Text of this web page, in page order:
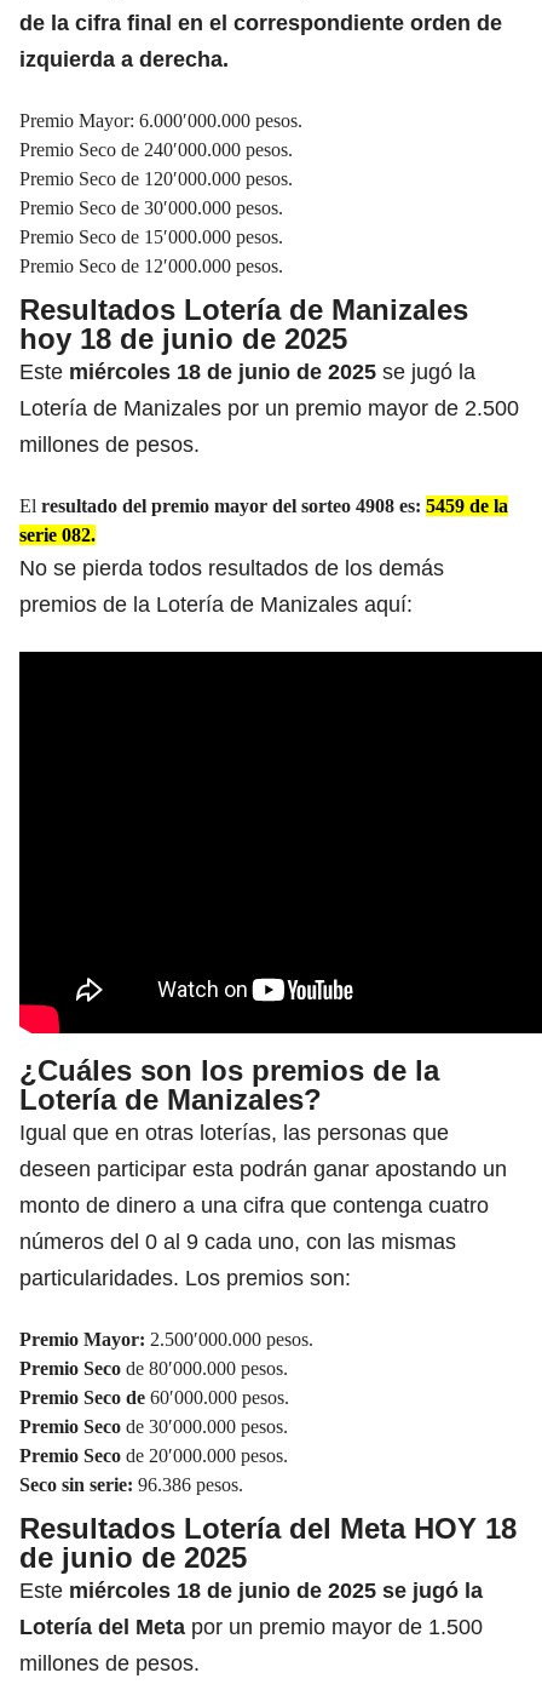
de la cifra final en el correspondiente orden de
izquierda a derecha.
Premio Mayor: 6.000′000.000 pesos.
Premio Seco de 240′000.000 pesos.
Premio Seco de 120′000.000 pesos.
Premio Seco de 30′000.000 pesos.
Premio Seco de 15′000.000 pesos.
Premio Seco de 12′000.000 pesos.
Resultados Lotería de Manizales
hoy 18 de junio de 2025
Este miércoles 18 de junio de 2025 se jugó la
Lotería de Manizales por un premio mayor de 2.500
millones de pesos.
El resultado del premio mayor del sorteo 4908 es: 5459 de la
serie 082.
No se pierda todos resultados de los demás
premios de la Lotería de Manizales aquí:
¿Cuáles son los premios de la
Lotería de Manizales?
Igual que en otras loterías, las personas que
deseen participar esta podrán ganar apostando un
monto de dinero a una cifra que contenga cuatro
números del 0 al 9 cada uno, con las mismas
particularidades. Los premios son:
Premio Mayor: 2.500′000.000 pesos.
Premio Seco de 80′000.000 pesos.
Premio Seco de 60′000.000 pesos.
Premio Seco de 30′000.000 pesos.
Premio Seco de 20′000.000 pesos.
Seco sin serie: 96.386 pesos.
Resultados Lotería del Meta HOY 18
de junio de 2025
Este miércoles 18 de junio de 2025 se jugó la
Lotería del Meta por un premio mayor de 1.500
millones de pesos.